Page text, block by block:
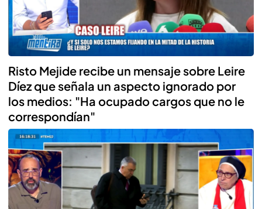
Risto Mejide recibe un mensaje sobre Leire
Díez que señala un aspecto ignorado por
los medios: "Ha ocupado cargos que no le
correspondían"